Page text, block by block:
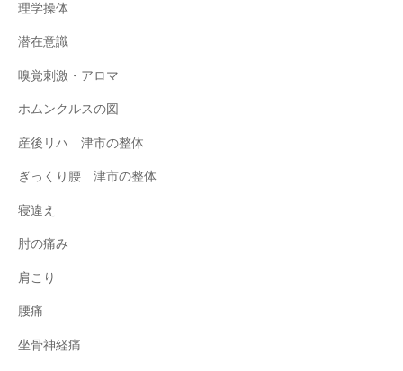
理学操体
潜在意識
嗅覚刺激・アロマ
ホムンクルスの図
産後リハ 津市の整体
ぎっくり腰 津市の整体
寝違え
肘の痛み
肩こり
腰痛
坐骨神経痛